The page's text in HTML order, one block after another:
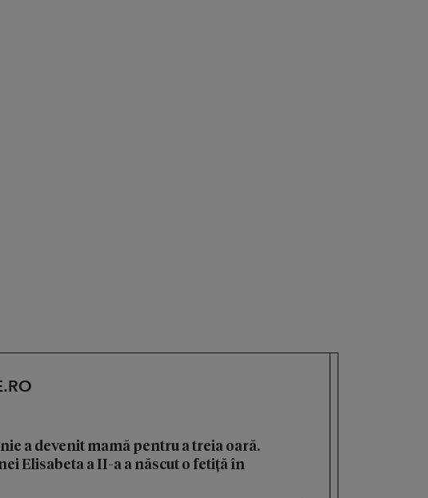
a devenit mamă pentru a treia oară.
Elisabeta a II-a a născut o fetiță în